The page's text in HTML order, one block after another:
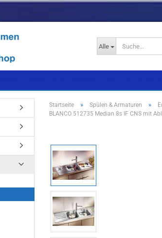
Alle
StandgeräteStandgeräte
Startseite » Spülen & Armaturen »
BLANCO 512735 Median 8s IF CNS mit